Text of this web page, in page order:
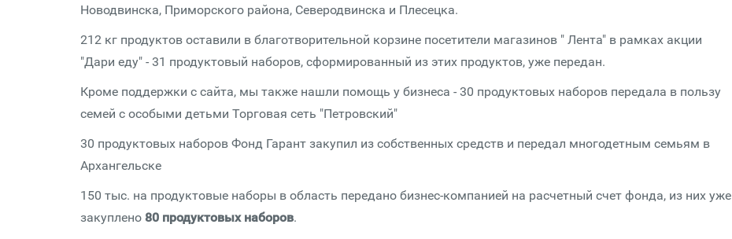
Новодвинска, Приморского района, Северодвинска и Плесецка.
212 кг продуктов оставили в благотворительной корзине посетители магазинов " Лента" в рамках акции
"Дари еду" - 31 продуктовый наборов, сформированный из этих продуктов, уже передан.
Кроме поддержки с сайта, мы также нашли помощь у бизнеса - 30 продуктовых наборов передала в пользу
семей с особыми детьми Торговая сеть "Петровский"
30 продуктовых наборов Фонд Гарант закупил из собственных средств и передал многодетным семьям в
Архангельске
150 тыс. на продуктовые наборы в область передано бизнес-компанией на расчетный счет фонда, из них уже
закуплено 80 продуктовых наборов.